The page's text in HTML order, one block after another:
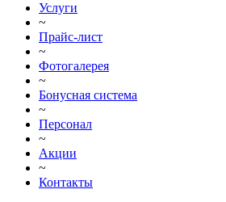
Услуги
~
Прайс-лист
~
Фотогалерея
~
Бонусная система
~
Персонал
~
Акции
~
Контакты